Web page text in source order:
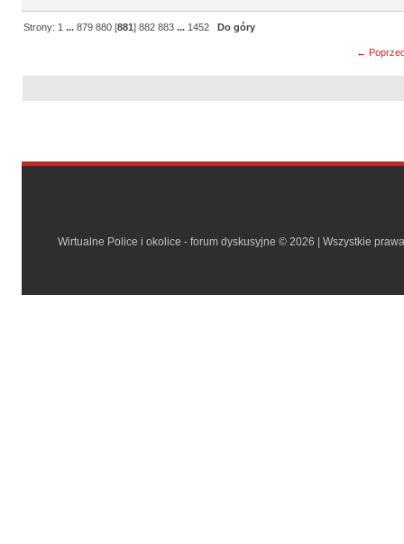
Strony: 1 ...879 880 [881]882 883 ... 1452 Do góry
←
Wirtualne Police i okolice - forum dyskusyjne © 2026 | Wszystkie